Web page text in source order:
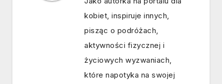
kobiet, inspiruje innych,
pisząc o podróżach,
aktywności fizycznej i
życiowych wyzwaniach,
które napotyka na swojej